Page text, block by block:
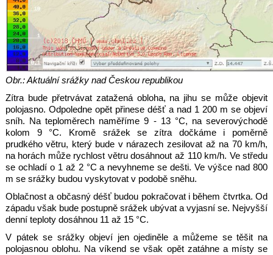
Obr.: Aktuální srážky nad Českou republikou
Zítra bude přetrvávat zatažená obloha, na jihu se může objevit
polojasno. Odpoledne opět přinese déšť a nad 1 200 m se objeví
sníh. Na teploměrech naměříme 9 - 13 °C, na severovýchodě
kolom 9 °C. Kromě srážek se zítra dočkáme i poměrně
prudkého větru, který bude v nárazech zesilovat až na 70 km/h,
na horách může rychlost větru dosáhnout až 110 km/h. Ve středu
se ochladí o 1 až 2 °C a nevyhneme se dešti. Ve výšce nad 800
m se srážky budou vyskytovat v podobě sněhu.
Oblačnost a občasný déšť budou pokračovat i během čtvrtka. Od
západu však bude postupně srážek ubývat a vyjasní se. Nejvyšší
denní teploty dosáhnou 11 až 15 °C.
V pátek se srážky objeví jen ojediněle a můžeme se těšit na
polojasnou oblohu. Na víkend se však opět zatáhne a místy se